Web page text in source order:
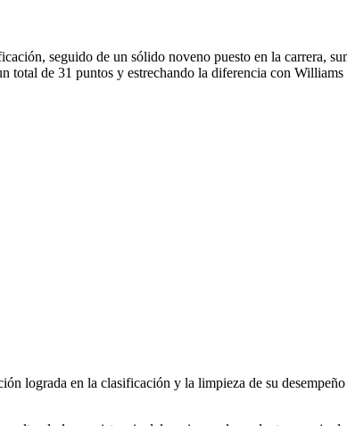
seguido de un sólido noveno puesto en la carrera,
de 31 puntos y estrechando la diferencia con
lograda en la clasificación y la limpieza de su